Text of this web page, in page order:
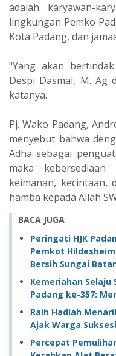
adalah karyawan-
lingkungan Pemko
Kota Padang, dan
"Yang akan
Despi Dasmal, M. Ag
katanya.
Pj. Wako Padang,
menyebut bahwa
Adha sebagai
maka
keimanan, kecintaan,
hamba kepada Allah
BACA JUGA
Peringati HJK
Pemkot
Bersih Sungai
Kemeriahan Selaju
Padang ke-357:
Raih Hadiah
Ajak Warga
Percepat